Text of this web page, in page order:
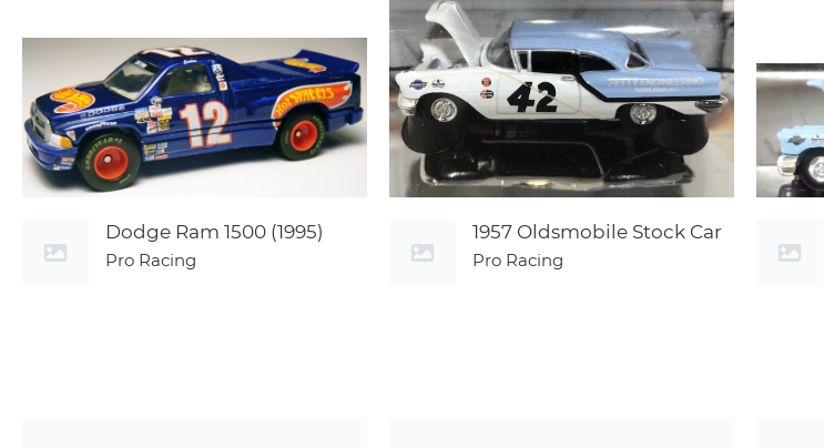
Dodge Ram 1500 (1995)
Pro Racing
1957 Oldsmobile Stock Car
Pro Racing